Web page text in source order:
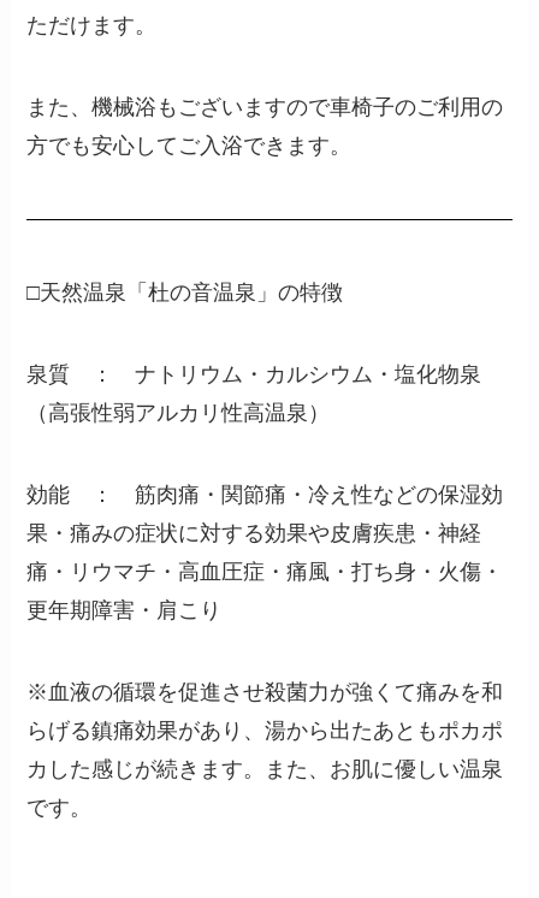
ただけます。
また、機械浴もございますので車椅子のご利用の
方でも安心してご入浴できます。
□天然温泉「杜の音温泉」の特徴
泉質 ： ナトリウム・カルシウム・塩化物泉
（高張性弱アルカリ性高温泉）
効能 ： 筋肉痛・関節痛・冷え性などの保湿効
果・痛みの症状に対する効果や皮膚疾患・神経
痛・リウマチ・高血圧症・痛風・打ち身・火傷・
更年期障害・肩こり
※血液の循環を促進させ殺菌力が強くて痛みを和
らげる鎮痛効果があり、湯から出たあともポカポ
カした感じが続きます。また、お肌に優しい温泉
です。